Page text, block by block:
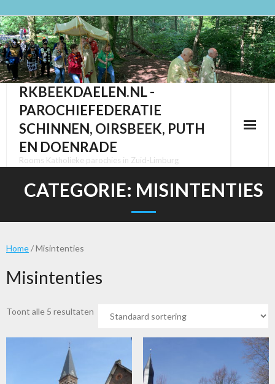
Ga
naar
de
inhoud
RKBEEKDAELEN.NL -
PAROCHIEFEDERATIE
SCHINNEN, OIRSBEEK, PUTH
EN DOENRADE
Rooms Katholieke parochies in Zuid-Limburg
CATEGORIE: MISINTENTIES
Home/ Misintenties
Misintenties
Toont alle 5 resultaten